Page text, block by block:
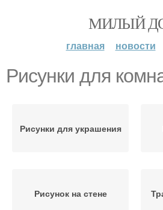
МИЛЫЙ
главная новости
Рисунки для
Рисунки для украшения
Рисунок на стене